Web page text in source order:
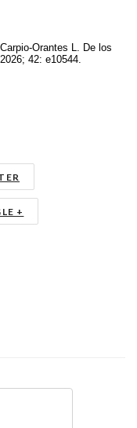
Orantes L. De los
42: e10544.
+